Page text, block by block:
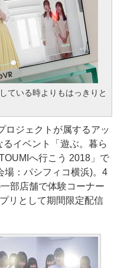
ている時よりもはっきりと
ジェクトが属するアッ
イベント「遊ぶ。暮ら
へ行こう 2018」で
場：パシフィコ横浜)。4
部店舗で体験コーナー
リとして期間限定配信